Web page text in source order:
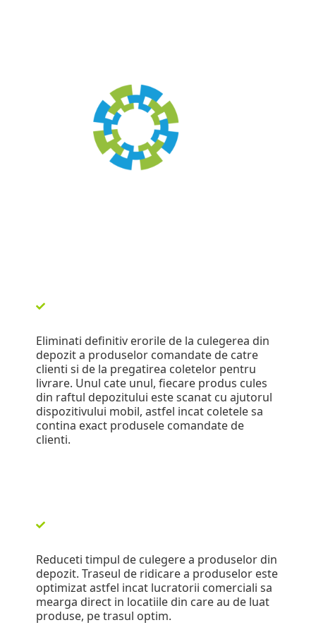
Eliminati definitiv erorile de la culegerea din
depozit a produselor comandate de catre
clienti si de la pregatirea coletelor pentru
livrare. Unul cate unul, fiecare produs cules
din raftul depozitului este scanat cu ajutorul
dispozitivului mobil, astfel incat coletele sa
contina exact produsele comandate de
clienti.
Reduceti timpul de culegere a produselor din
depozit. Traseul de ridicare a produselor este
optimizat astfel incat lucratorii comerciali sa
mearga direct in locatiile din care au de luat
produse, pe trasul optim.